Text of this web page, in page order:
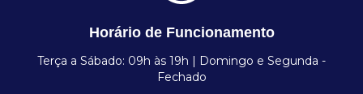
Horário de Funcionamento
Terça a Sábado: 09h às 19h | Domingo e Segunda -
Fechado